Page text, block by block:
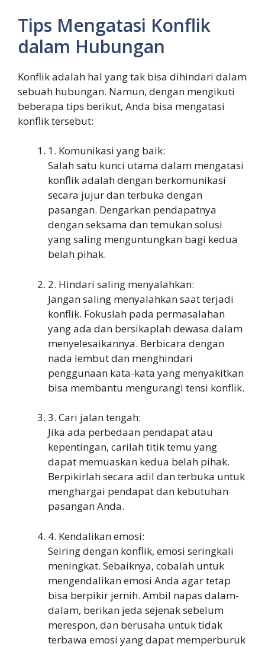
Tips Mengatasi Konflik
dalam Hubungan
Konflik adalah hal yang tak bisa dihindari dalam
sebuah hubungan. Namun, dengan mengikuti
beberapa tips berikut, Anda bisa mengatasi
konflik tersebut:
1. Komunikasi yang baik:
Salah satu kunci utama dalam mengatasi
konflik adalah dengan berkomunikasi
secara jujur dan terbuka dengan
pasangan. Dengarkan pendapatnya
dengan seksama dan temukan solusi
yang saling menguntungkan bagi kedua
belah pihak.
2. Hindari saling menyalahkan:
Jangan saling menyalahkan saat terjadi
konflik. Fokuslah pada permasalahan
yang ada dan bersikaplah dewasa dalam
menyelesaikannya. Berbicara dengan
nada lembut dan menghindari
penggunaan kata-kata yang menyakitkan
bisa membantu mengurangi tensi konflik.
3. Cari jalan tengah:
Jika ada perbedaan pendapat atau
kepentingan, carilah titik temu yang
dapat memuaskan kedua belah pihak.
Berpikirlah secara adil dan terbuka untuk
menghargai pendapat dan kebutuhan
pasangan Anda.
4. Kendalikan emosi:
Seiring dengan konflik, emosi seringkali
meningkat. Sebaiknya, cobalah untuk
mengendalikan emosi Anda agar tetap
bisa berpikir jernih. Ambil napas dalam-
dalam, berikan jeda sejenak sebelum
merespon, dan berusaha untuk tidak
terbawa emosi yang dapat memperburuk